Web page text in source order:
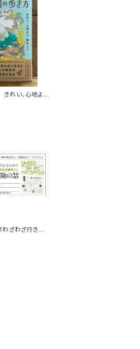
れい、心地よ
まな「うつくし
ざわざ行きた
版記念トークイ